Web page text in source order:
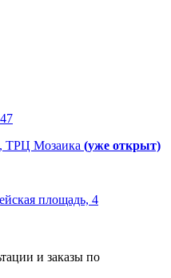
ТРЦ Мозаика (уже открыт)
площадь, 4
и заказы по